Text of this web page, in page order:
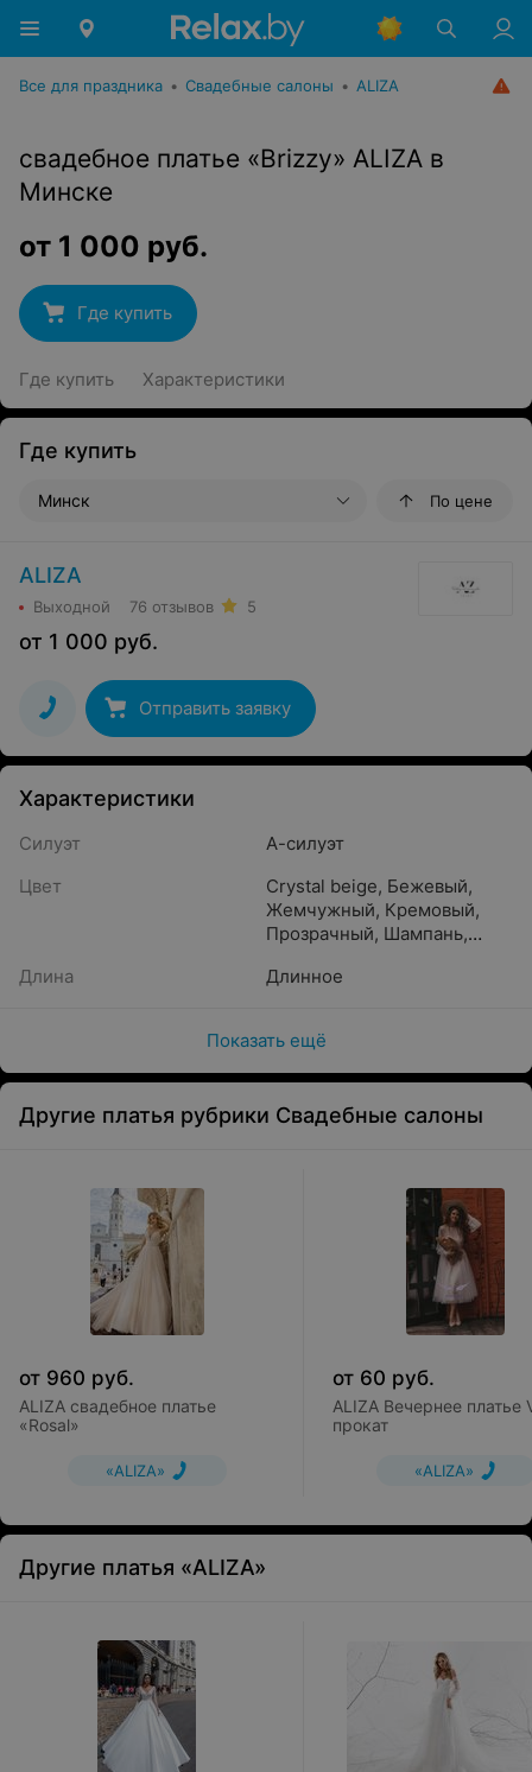
Все для праздника • Свадебные салоны • ALIZA
свадебное платье «Brizzy» ALIZA в
Минске
от 1 000 руб.
Где купить
Где купить Характеристики
Где купить
Минск По цене
ALIZA
Выходной 76 отзывов 5
от 1 000 руб.
Отправить заявку
Характеристики
Силуэт
А-силуэт
Цвет
Crystal beige, Бежевый,
Жемчужный, Кремовый,
Прозрачный, Шампань,
Бронзовый
розовый
Золотистый
Длина Длинное
Показать ещё
Другие платья рубрики Свадебные салоны
от 960 руб.
ALIZA свадебное платье
«Rosal»
«ALIZA»
от 60 руб.
ALIZA Вечернее платье
прокат
«ALIZA»
Другие платья «ALIZA»